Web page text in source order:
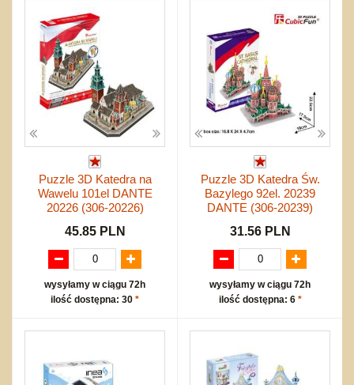
Puzzle 3D Katedra na
Wawelu 101el DANTE
20226 (306-20226)
45.85 PLN
wysyłamy w ciągu 72h
ilość dostępna: 30 *
Puzzle 3D Katedra Św.
Bazylego 92el. 20239
DANTE (306-20239)
31.56 PLN
wysyłamy w ciągu 72h
ilość dostępna: 6 *